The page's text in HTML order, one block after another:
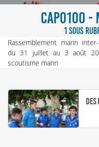
CAPO100 -
1 SOUS
Rassemblement marin
du 31 juillet au 3 août
scoutisme marin